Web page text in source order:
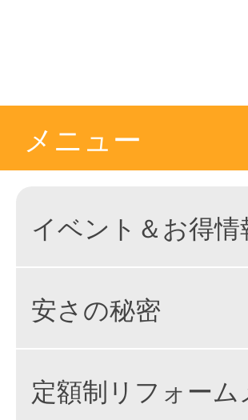
メニュー
イベント＆お得情
安さの秘密
定額制リフォーム